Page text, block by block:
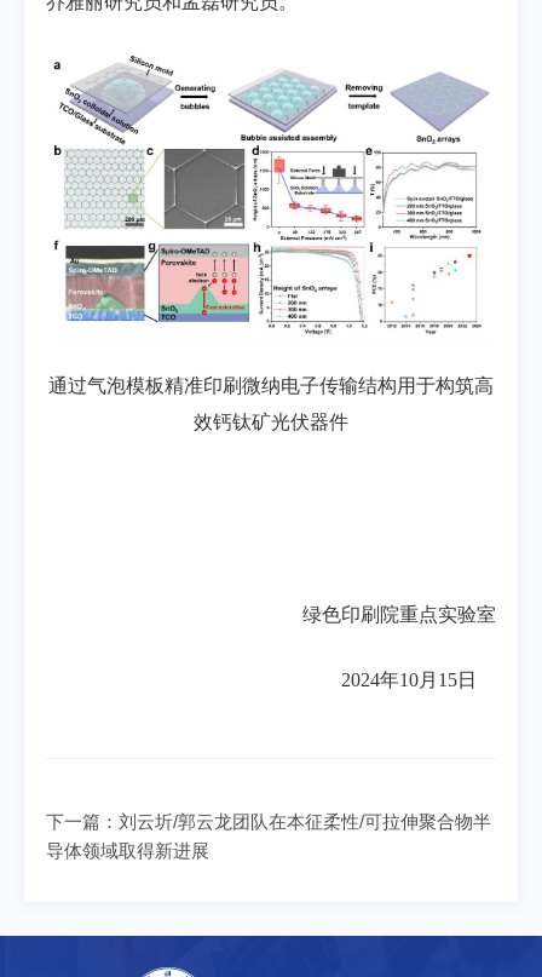
通过气泡模板精准印刷微纳电子传输结构用于构筑高
效钙钛矿光伏器件
绿色印刷院重点实验室
2024年10月15日
下一篇： 刘云圻/郭云龙团队在本征柔性/可拉伸聚合物半
导体领域取得新进展